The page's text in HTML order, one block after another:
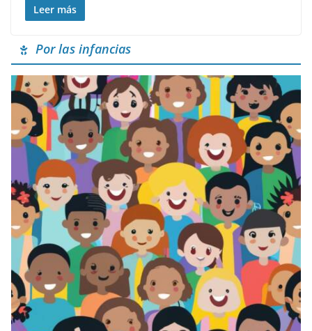
Leer más
Por las infancias